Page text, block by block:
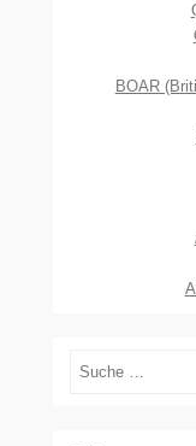
BOAR
Suchen